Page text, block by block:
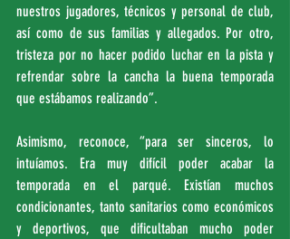
nuestros jugadores, técnicos y personal de club,
así como de sus familias y allegados. Por otro,
tristeza por no hacer podido luchar en la pista y
refrendar sobre la cancha la buena temporada
que estábamos realizando”.
Asimismo, reconoce, “para ser sinceros, lo
intuíamos. Era muy difícil poder acabar la
temporada en el parqué. Existían muchos
condicionantes, tanto sanitarios como económicos
y deportivos, que dificultaban mucho poder